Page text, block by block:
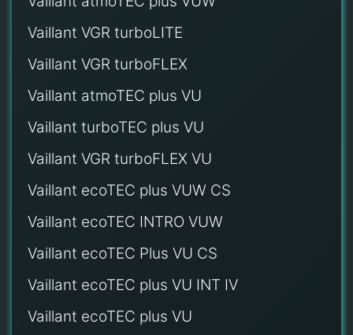
Vaillant VGR turboLITE
Vaillant VGR turboFLEX
Vaillant atmoTEC plus VU
Vaillant turboTEC plus VU
Vaillant VGR turboFLEX VU
Vaillant ecoTEC plus VUW CS
Vaillant ecoTEC INTRO VUW
Vaillant ecoTEC Plus VU CS
Vaillant ecoTEC plus VU INT IV
Vaillant ecoTEC plus VU